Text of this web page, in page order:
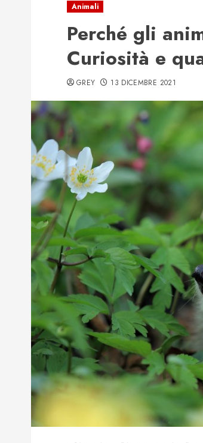
Animali
Perché gli
Curiosità e
GREY 13 DICEMBRE 2021